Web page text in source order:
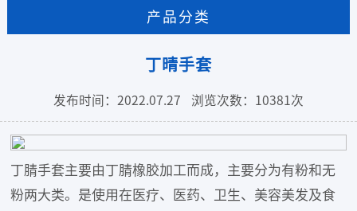
产品分类
丁晴手套
发布时间：2022.07.27 浏览次数：10381次
丁腈手套主要由丁腈橡胶加工而成，主要分为有粉和无
粉两大类。是使用在医疗、医药、卫生、美容美发及食